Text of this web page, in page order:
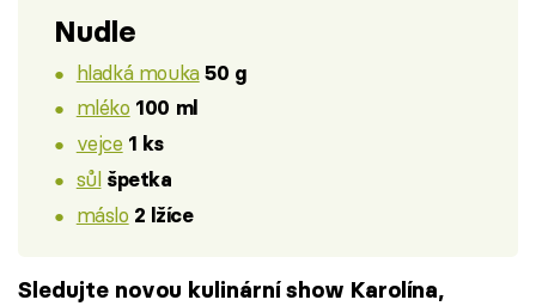
Nudle
hladká mouka 50 g
mléko 100 ml
vejce 1 ks
sůl špetka
máslo 2 lžíce
Sledujte novou kulinární show Karolína,